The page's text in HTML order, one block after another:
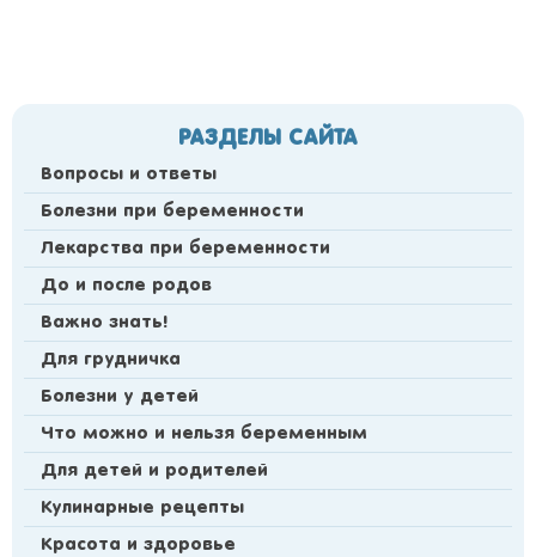
РАЗДЕЛЫ САЙТА
Вопросы и ответы
Болезни при беременности
Лекарства при беременности
До и после родов
Важно знать!
Для грудничка
Болезни у детей
Что можно и нельзя беременным
Для детей и родителей
Кулинарные рецепты
Красота и здоровье